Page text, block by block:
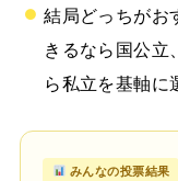
結局どっちがお
きるなら国公立
ら私立を基軸に
みんなの投票結果